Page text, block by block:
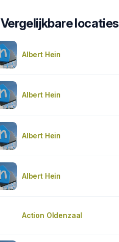
Vergelijkbare locaties
Albert Hein
Albert Hein
Albert Hein
Albert Hein
Action Oldenzaal